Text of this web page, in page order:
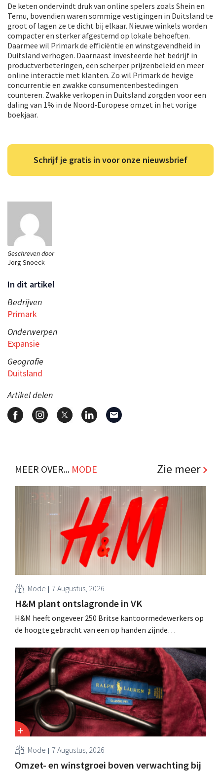
Geschreven door
Jorg Snoeck
In dit artikel
Bedrijven
Primark
Onderwerpen
Expansie
Geografie
Duitsland
Artikel delen
De keten ondervindt druk van online spelers zoals Shein en
Temu, bovendien waren sommige vestigingen in Duitsland te
groot of lagen ze te dicht bij elkaar. Nieuwe winkels worden
compacter en sterker afgestemd op lokale behoeften.
Daarmee wil Primark de efficiëntie en winstgevendheid in
Duitsland verhogen. Daarnaast investeerde het bedrijf in
productverbeteringen, een scherper prijzenbeleid en meer
online interactie met klanten. Zo wil Primark de hevige
concurrentie en zwakke consumentenbestedingen
counteren. Zwakke verkopen in Duitsland zorgden voor een
daling van 1% in de Noord-Europese omzet in het vorige
boekjaar.
Schrijf je gratis in voor onze nieuwsbrief
MEER OVER... MODE Zie meer
Mode 7 Augustus, 2026
H&M plant ontslagronde in VK
H&M heeft ongeveer 250 Britse kantoormedewerkers op
de hoogte gebracht van een op handen zijnde
sanering volgt op eerdere ingrepen in Nederland, België
en Spanje waarbij al honderden jobs verloren gingen.
Mode 7 Augustus, 2026
Omzet- en winstgroei boven verwachting bij